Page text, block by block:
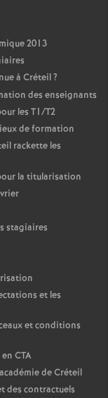
2013
à Créteil?
des enseignants
les T1/T2
de formation
rackette les
la titularisation
stagiaires
et les
et conditions
CTA
de Créteil
des contractuels